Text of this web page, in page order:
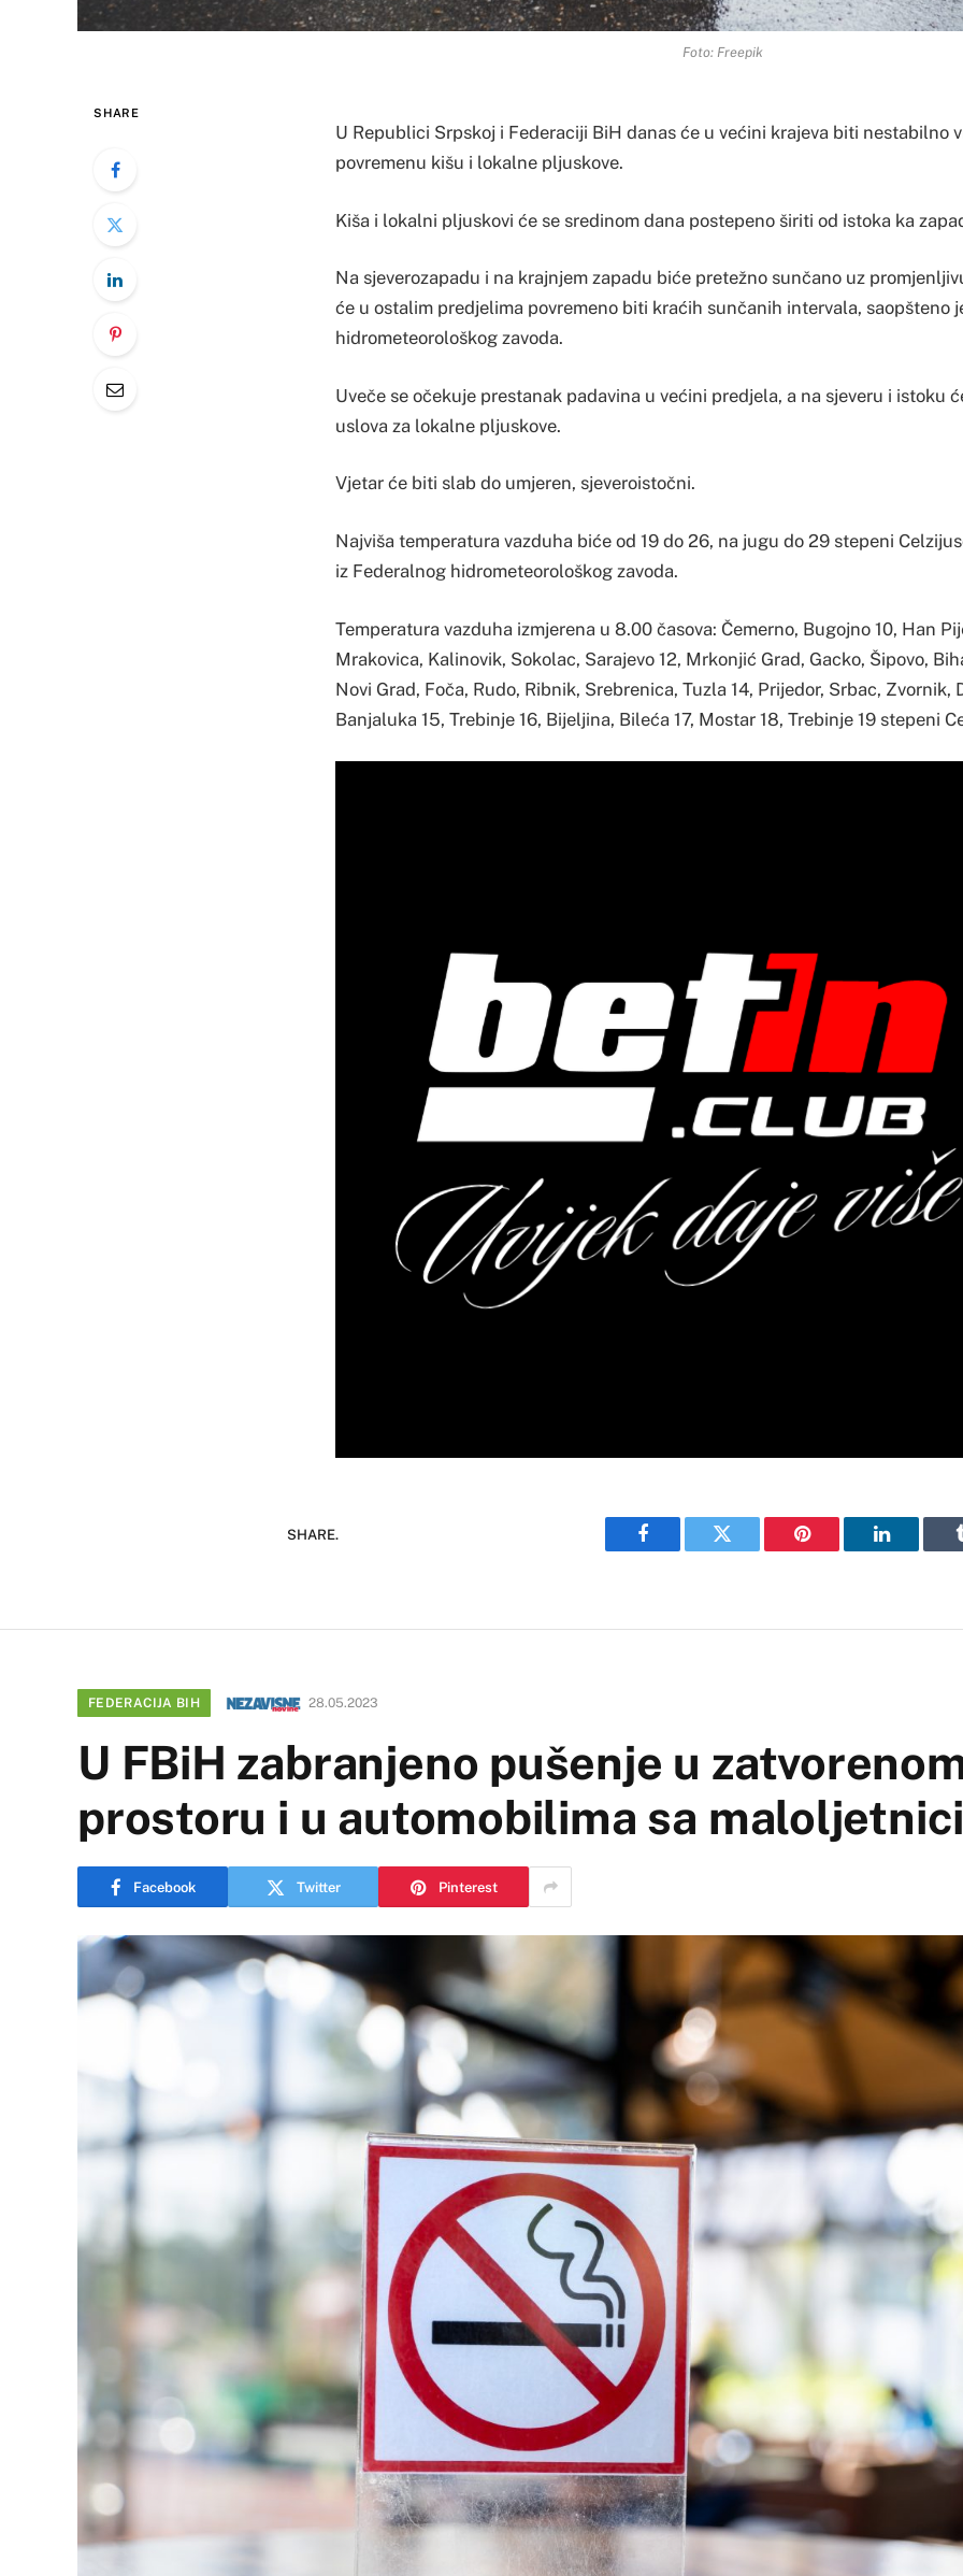
Foto: Freepik
SHARE
U Republici Srpskoj i Federaciji BiH danas će u većini krajeva biti nestabilno
povremenu kišu i lokalne pljuskove.
Kiša i lokalni pljuskovi će se sredinom dana postepeno širiti od istoka ka
Na sjeverozapadu i na krajnjem zapadu biće pretežno sunčano uz
će u ostalim predjelima povremeno biti kraćih sunčanih intervala, saopšteno
hidrometeorološkog zavoda.
Uveče se očekuje prestanak padavina u većini predjela, a na sjeveru i istoku
uslova za lokalne pljuskove.
Vjetar će biti slab do umjeren, sjeveroistočni.
Najviša temperatura vazduha biće od 19 do 26, na jugu do 29 stepeni
iz Federalnog hidrometeorološkog zavoda.
Temperatura vazduha izmjerena u 8.00 časova: Čemerno, Bugojno 10, Han
Mrakovica, Kalinovik, Sokolac, Sarajevo 12, Mrkonjić Grad, Gacko, Šipovo,
Novi Grad, Foča, Rudo, Ribnik, Srebrenica, Tuzla 14, Prijedor, Srbac, Zvornik,
Banjaluka 15, Trebinje 16, Bijeljina, Bileća 17, Mostar 18, Trebinje 19 stepeni
SHARE.
Facebook Twitter Pinterest LinkedIn
FEDERACIJA BIH 28.05.2023
U FBiH zabranjeno pušenje u
prostoru i u automobilima sa
Facebook Twitter Pinterest